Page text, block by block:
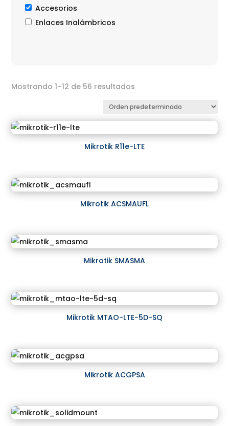
Accesorios
Enlaces Inalámbricos
Mostrando 1–12 de 56 resultados
Mikrotik R11e-LTE
Mikrotik ACSMAUFL
Mikrotik SMASMA
Mikrotik MTAO-LTE-5D-SQ
Mikrotik ACGPSA